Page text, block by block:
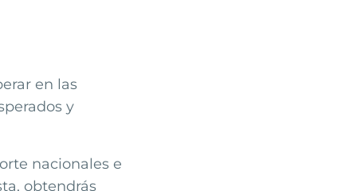
en las
y
nacionales e
obtendrás